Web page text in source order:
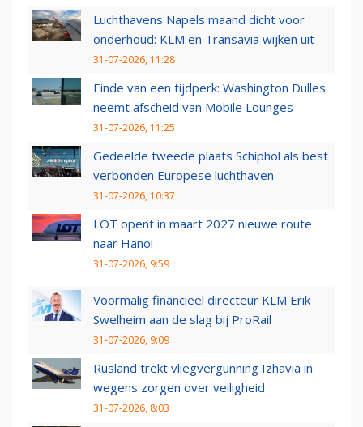
Luchthavens Napels maand dicht voor
onderhoud: KLM en Transavia wijken uit
31-07-2026, 11:28
Einde van een tijdperk: Washington Dulles
neemt afscheid van Mobile Lounges
31-07-2026, 11:25
Gedeelde tweede plaats Schiphol als best
verbonden Europese luchthaven
31-07-2026, 10:37
LOT opent in maart 2027 nieuwe route
naar Hanoi
31-07-2026, 9:59
Voormalig financieel directeur KLM Erik
Swelheim aan de slag bij ProRail
31-07-2026, 9:09
Rusland trekt vliegvergunning Izhavia in
wegens zorgen over veiligheid
31-07-2026, 8:03